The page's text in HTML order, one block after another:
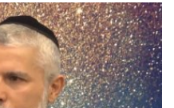
להגשת הרוטב)